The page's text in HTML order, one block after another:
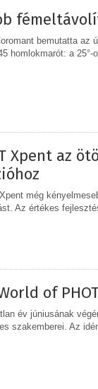
bemutatta az
homlokmarót: a 25°-
Xpent az
még
Az értékes
of
év júniusának
szakemberei. Az